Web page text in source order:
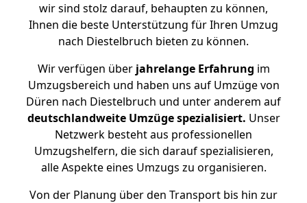
wir sind stolz darauf, behaupten zu können,
Ihnen die beste Unterstützung für Ihren Umzug
nach Diestelbruch bieten zu können.
Wir verfügen überjahrelange Erfahrung im
Umzugsbereich und haben uns auf Umzüge von
Düren nach Diestelbruch und unter anderem auf
deutschlandweite Umzüge spezialisiert. Unser
Netzwerk besteht aus professionellen
Umzugshelfern, die sich darauf spezialisieren,
alle Aspekte eines Umzugs zu organisieren.
Von der Planung über den Transport bis hin zur